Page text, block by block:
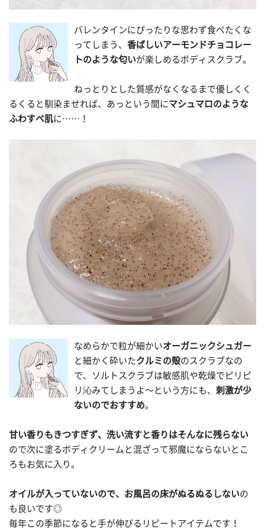
バレンタインにぴったりな思わず食べたくな
ってしまう、 香ばしいアーモンドチョコレー
トのような匂いが楽しめるボディスクラブ。
ねっとりとした質感がなくなるまで優しくく
るくると馴染ませれば、あっという間に マシュマロのような
ふわすべ肌に……！
なめらかで粒が細かいオーガニックシュガー
と細かく砕いたクルミの殻のスクラブなの
で、ソルトスクラブは敏感肌や乾燥でピリピ
リ沁みてしまうよ〜という方にも、 刺激が少
ないのでおすすめ。
甘い香りもきつすぎず、洗い流すと香りはそんなに残らない
ので次に塗るボディクリームと混ざって邪魔にならないとこ
ろもお気に入り。
オイルが入っていないので、お風呂の床がぬるぬるしないの
も良いです◎
毎年この季節になると手が伸びるリピートアイテムです！